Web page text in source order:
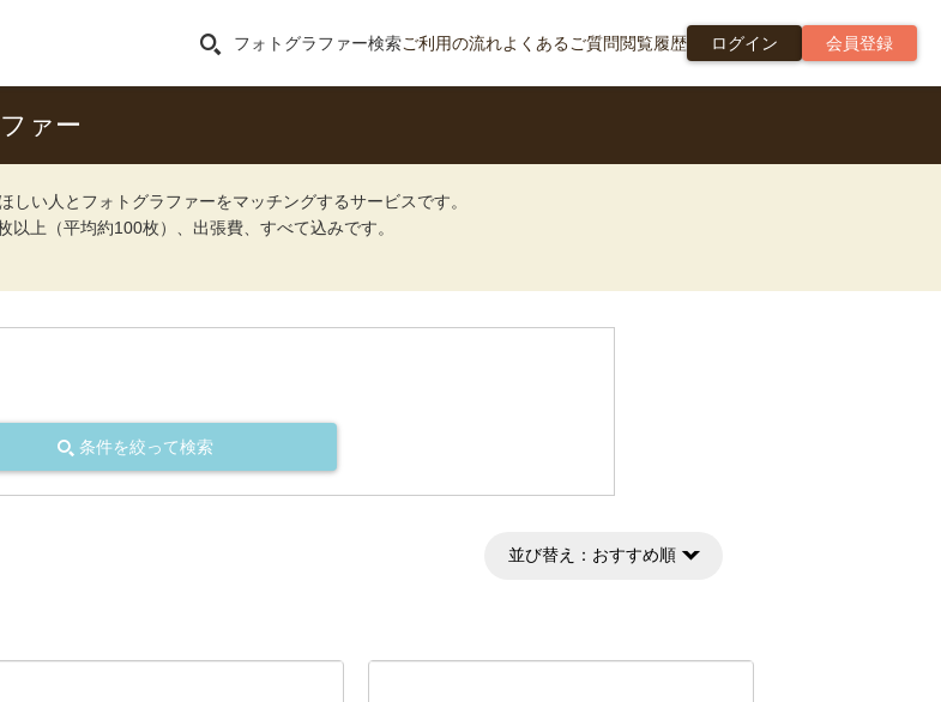
フォトグラファー検索ご利用の流れよくあるご質問閲覧履歴 ログイン 会員登録
ァー
い人とフォトグラファーをマッチングするサービスです。
上（平均約100枚）、出張費、すべて込みです。
条件を絞って検索
並び替え： おすすめ順